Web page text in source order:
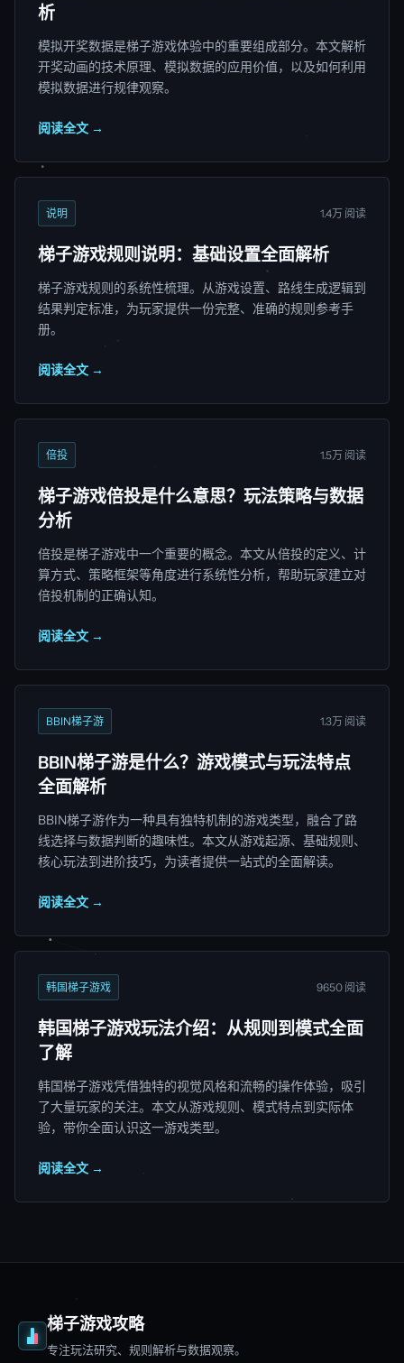
析
模拟开奖数据是梯子游戏体验中的重要组成部分。本文解析
开奖动画的技术原理、模拟数据的应用价值，以及如何利用
模拟数据进行规律观察。
阅读全文 →
说明 1.4万 阅读
梯子游戏规则说明：基础设置全面解析
梯子游戏规则的系统性梳理。从游戏设置、路线生成逻辑到
结果判定标准，为玩家提供一份完整、准确的规则参考手
册。
阅读全文 →
倍投 1.5万 阅读
梯子游戏倍投是什么意思？玩法策略与数据
分析
倍投是梯子游戏中一个重要的概念。本文从倍投的定义、计
算方式、策略框架等角度进行系统性分析，帮助玩家建立对
倍投机制的正确认知。
阅读全文 →
BBIN梯子游 1.3万 阅读
BBIN梯子游是什么？游戏模式与玩法特点
全面解析
BBIN梯子游作为一种具有独特机制的游戏类型，融合了路
线选择与数据判断的趣味性。本文从游戏起源、基础规则、
核心玩法到进阶技巧，为读者提供一站式的全面解读。
阅读全文 →
韩国梯子游戏 9650 阅读
韩国梯子游戏玩法介绍：从规则到模式全面
了解
韩国梯子游戏凭借独特的视觉风格和流畅的操作体验，吸引
了大量玩家的关注。本文从游戏规则、模式特点到实际体
验，带你全面认识这一游戏类型。
阅读全文 →
梯子游戏攻略
专注玩法研究、规则解析与数据观察。